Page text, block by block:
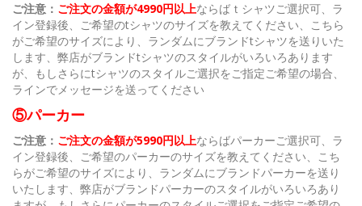
ご注意： ご注文の金額が4990円以上ならばｔシャツご選択可、ラ
イン登録後、ご希望のtシャツのサイズを教えてください、こちら
がご希望のサイズにより、ランダムにブランドtシャツを送りいた
します、弊店がブランドtシャツのスタイルがいろいろあります
が、もしさらにtシャツのスタイルご選択をご指定ご希望の場合、
ラインでメッセージを送ってください
⑤パーカー
ご注意： ご注文の金額が5990円以上ならばパーカーご選択可、ラ
イン登録後、ご希望のパーカーのサイズを教えてください、こち
らがご希望のサイズにより、ランダムにブランドパーカーを送り
いたします、弊店がブランドパーカーのスタイルがいろいろあり